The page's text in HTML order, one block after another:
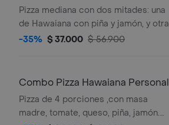
Pizza mediana con dos mitades: una
de Hawaiana con piña y jamón, y otra
de pollo con champiñones.
-35% $ 37.000 $ 56.900
Combo Pizza Hawaiana Personal
+ Bebida
Pizza de 4 porciones ,con masa
madre, tomate, queso, piña, jamón.